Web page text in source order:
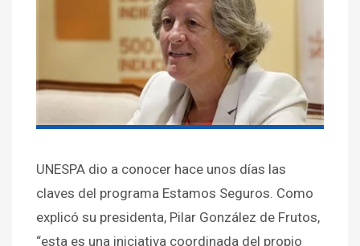
UNESPA dio a conocer hace unos días las
claves del programa Estamos Seguros. Como
explicó su presidenta, Pilar González de Frutos,
“esta es una iniciativa coordinada del propio